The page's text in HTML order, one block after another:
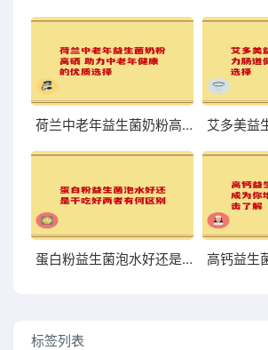
荷兰中老年益生菌奶粉高硒 助力中老年健康的优质选择
蛋白粉益生菌泡水好还是干吃好两者有何区别
标签列表